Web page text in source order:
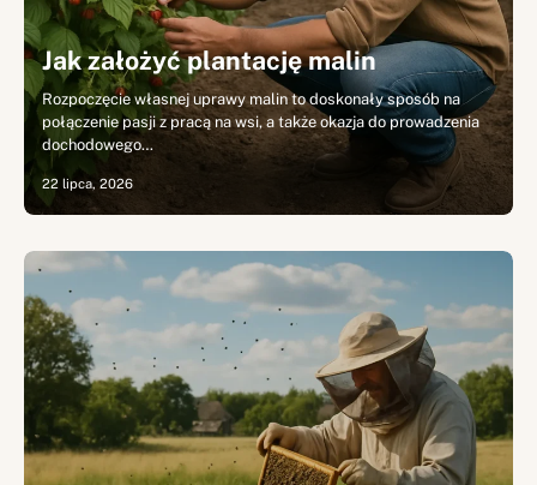
Jak założyć plantację malin
Rozpoczęcie własnej uprawy malin to doskonały sposób na
połączenie pasji z pracą na wsi, a także okazja do prowadzenia
dochodowego…
22 lipca, 2026